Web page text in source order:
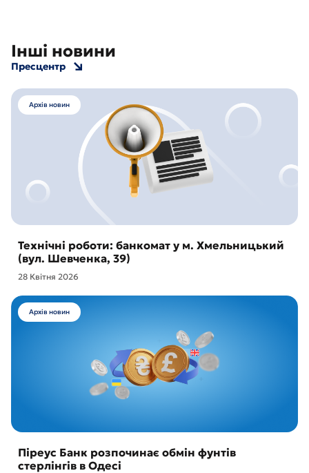
Інші новини
Пресцентр
Архів новин
Технічні роботи: банкомат у м. Хмельницький
(вул. Шевченка, 39)
28 Квітня 2026
Архів новин
Піреус Банк розпочинає обмін фунтів
стерлінгів в Одесі